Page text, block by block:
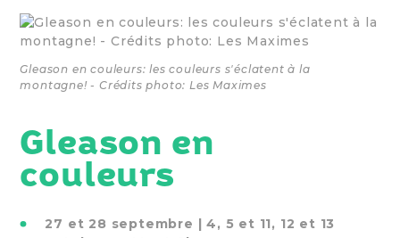
Gleason en couleurs: les couleurs s'éclatent à la
montagne! - Crédits photo: Les Maximes
Gleason en
couleurs
27 et 28 septembre | 4, 5 et 11, 12 et 13